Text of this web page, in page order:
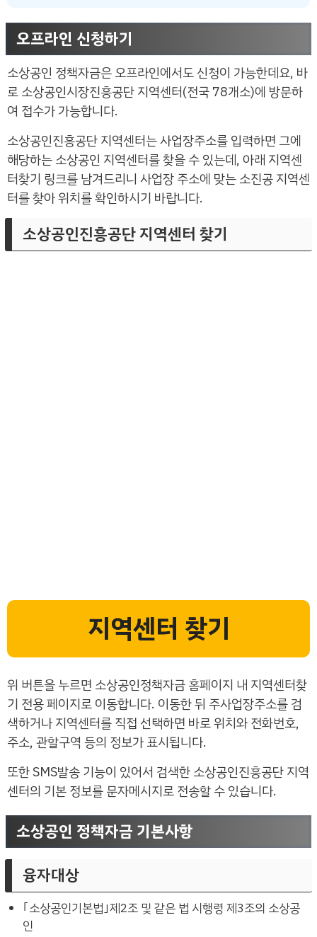
오프라인 신청하기
소상공인 정책자금은 오프라인에서도 신청이 가능한데요, 바
로 소상공인시장진흥공단 지역센터(전국 78개소)에 방문하
여 접수가 가능합니다.
소상공인진흥공단 지역센터는 사업장주소를 입력하면 그에
해당하는 소상공인 지역센터를 찾을 수 있는데, 아래 지역센
터찾기 링크를 남겨드리니 사업장 주소에 맞는 소진공 지역센
터를 찾아 위치를 확인하시기 바랍니다.
소상공인진흥공단 지역센터 찾기
지역센터 찾기
위 버튼을 누르면 소상공인정책자금 홈페이지 내 지역센터찾
기 전용 페이지로 이동합니다. 이동한 뒤 주사업장주소를 검
색하거나 지역센터를 직접 선택하면 바로 위치와 전화번호,
주소, 관할구역 등의 정보가 표시됩니다.
또한 SMS발송 기능이 있어서 검색한 소상공인진흥공단 지역
센터의 기본 정보를 문자메시지로 전송할 수 있습니다.
소상공인 정책자금 기본사항
융자대상
｢소상공인기본법｣제2조 및 같은 법 시행령 제3조의 소상공
인